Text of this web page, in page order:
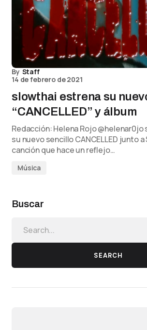
By Staff
14 de febrero de 2021
slowthai estrena su
“CANCELLED” y álbum
Redacción: Helena Rojo
su nuevo sencillo CANCELLED junto
canción que hace un reflejo…
Música
Buscar
SEARCH